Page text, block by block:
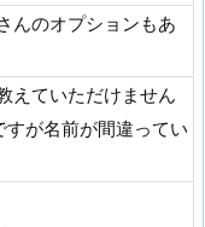
んのオプションもあ
えていただけません
すが名前が間違ってい